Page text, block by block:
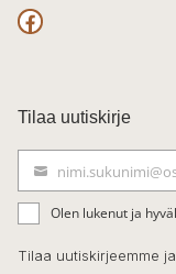
F
c
e
b
o
o
Tilaa uutiskirje
ä
h
k
Olen lukenut ja
Tilaa uutiskirjeemme